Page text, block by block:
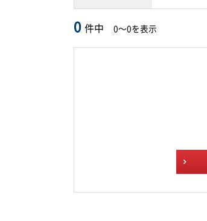
0 件中 0～0を表示